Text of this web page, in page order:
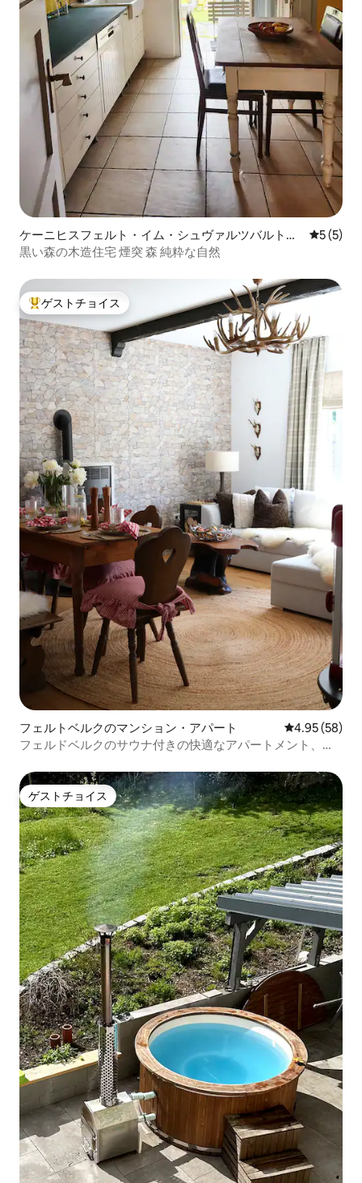
ケーニヒスフェルト・イム・シュヴァルツバルトの
マンション・アパート
レビュー
5 (5)
黒い森の木造住宅 煙突 森 純粋な自然
大好評のゲストチョイスです。
ゲストチョイス
フェルトベルクのマンション・アパート レビュー58
4.95 (58)
フェルドベルクのサウナ付きの快適なアパートメント、フ
ゲストチョイス
ゲストチョイス